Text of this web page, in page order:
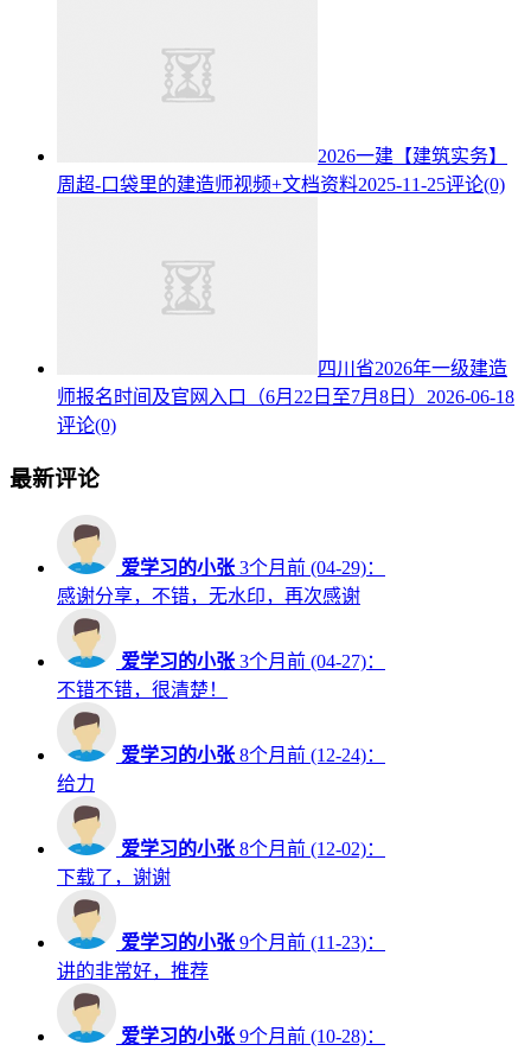
2026一建【建筑实务】
周超-口袋里的建造师视频+文档资料2025-11-25评论(0)
四川省2026年一级建造
师报名时间及官网入口（6月22日至7月8日） 2026-06-18
评论(0)
最新评论
爱学习的小张 3个月前 (04-29)：
感谢分享，不错，无水印，再次感谢
爱学习的小张 3个月前 (04-27)：
不错不错，很清楚！
爱学习的小张 8个月前 (12-24)：
给力
爱学习的小张 8个月前 (12-02)：
下载了，谢谢
爱学习的小张 9个月前 (11-23)：
讲的非常好，推荐
爱学习的小张 9个月前 (10-28)：